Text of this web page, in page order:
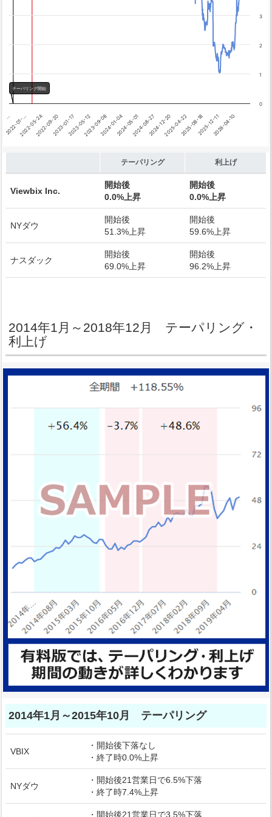
テーパリング開始
…
2022-01-…2022-05-242022-09-202023-01-172023-05-122023-09-082024-01-042024-05-012024-08-272024-12-202025-04-222025-08-182025-12-112026-04-10
0
1
2
3
テーパリング 利上げ
Viewbix Inc.
開始後
0.0%上昇
開始後
0.0%上昇
NYダウ
開始後
51.3%上昇
開始後
59.6%上昇
ナスダック
開始後
69.0%上昇
開始後
96.2%上昇
2014年1月～2018年12月 テーパリング・
利上げ
2014年1月～2015年10月 テーパリング
VBIX
・開始後下落なし
・終了時0.0%上昇
NYダウ
・開始後21営業日で6.5%下落
・終了時7.4%上昇
・開始後21営業日で3.5%下落